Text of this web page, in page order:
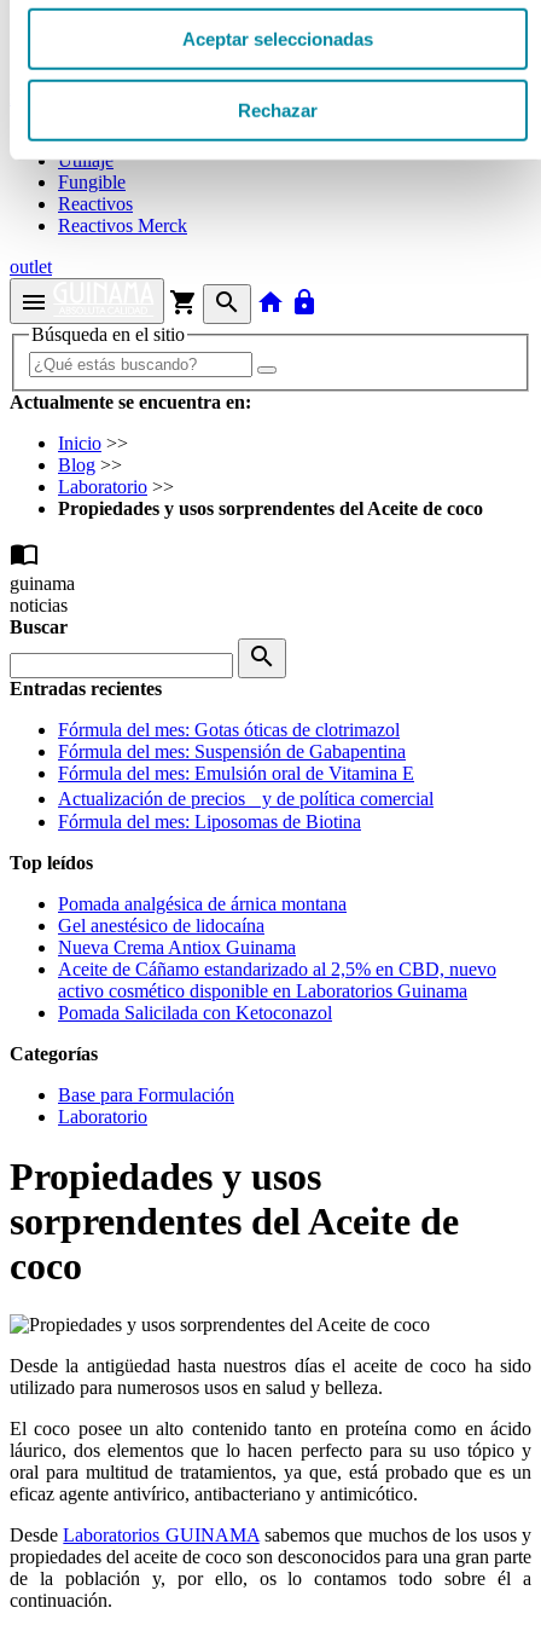
Aceptar seleccionadas
Rechazar
Tubos
Envases unguator
Material aparatos
Utillaje
Fungible
Reactivos
Reactivos Merck
outlet
menu shopping_cart search home lock
Búsqueda en el sitio
Actualmente se encuentra en:
Inicio >>
Blog >>
Laboratorio >>
Propiedades y usos sorprendentes del Aceite de coco
import_contacts
guinama
noticias
Buscar
search
Entradas recientes
Fórmula del mes: Gotas óticas de clotrimazol
Fórmula del mes: Suspensión de Gabapentina
Fórmula del mes: Emulsión oral de Vitamina E
Actualización de precios y de política comercial
Fórmula del mes: Liposomas de Biotina
Top leídos
Pomada analgésica de árnica montana
Gel anestésico de lidocaína
Nueva Crema Antiox Guinama
Aceite de Cáñamo estandarizado al 2,5% en CBD, nuevo
activo cosmético disponible en Laboratorios Guinama
Pomada Salicilada con Ketoconazol
Categorías
Base para Formulación
Laboratorio
Propiedades y usos
sorprendentes del Aceite de
coco
Desde la antigüedad hasta nuestros días el aceite de coco ha sido
utilizado para numerosos usos en salud y belleza.
El coco posee un alto contenido tanto en proteína como en ácido
láurico, dos elementos que lo hacen perfecto para su uso tópico y
oral para multitud de tratamientos, ya que, está probado que es un
eficaz agente antivírico, antibacteriano y antimicótico.
DesdeLaboratorios GUINAMA sabemos que muchos de los usos y
propiedades del aceite de coco son desconocidos para una gran parte
de la población y, por ello, os lo contamos todo sobre él a
continuación.